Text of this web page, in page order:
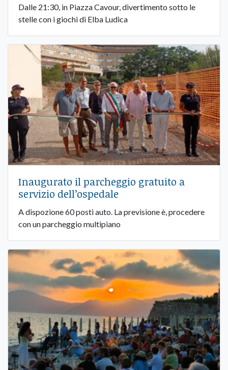
Dalle 21:30, in Piazza Cavour, divertimento sotto le
stelle con i giochi di Elba Ludica
Inaugurato il parcheggio gratuito a
servizio dell’ospedale
A dispozione 60 posti auto. La previsione è, procedere
con un parcheggio multipiano